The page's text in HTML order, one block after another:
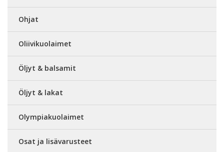
Ohjat
Oliivikuolaimet
Öljyt & balsamit
Öljyt & lakat
Olympiakuolaimet
Osat ja lisävarusteet